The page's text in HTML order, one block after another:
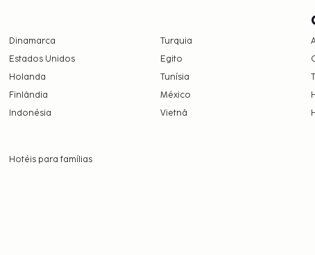
Dinamarca
Turquia
Estados Unidos
Egito
Holanda
Tunísia
Finlândia
México
Indonésia Vietnã
Hotéis para famílias